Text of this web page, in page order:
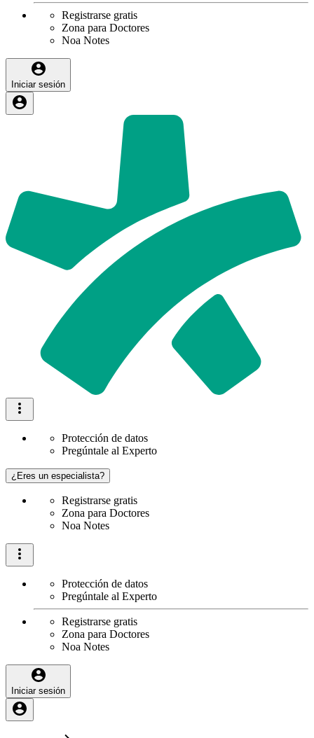
Registrarse gratis
Zona para Doctores
Noa Notes
Iniciar sesión
Protección de datos
Pregúntale al Experto
¿Eres un especialista?
Registrarse gratis
Zona para Doctores
Noa Notes
Protección de datos
Pregúntale al Experto
Registrarse gratis
Zona para Doctores
Noa Notes
Iniciar sesión